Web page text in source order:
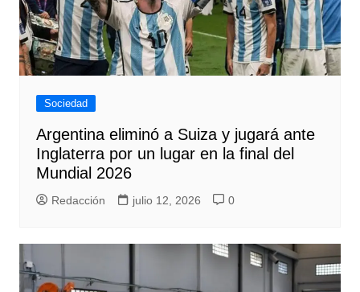
Sociedad
Argentina eliminó a Suiza y jugará ante
Inglaterra por un lugar en la final del
Mundial 2026
Redacción julio 12, 2026 0